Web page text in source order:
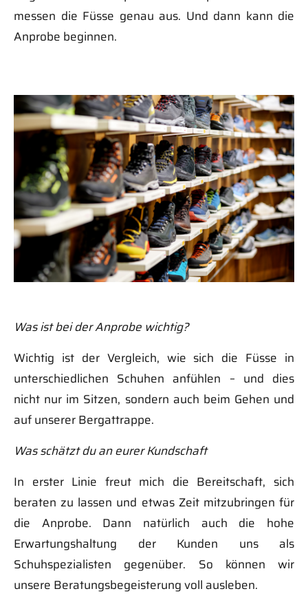
messen die Füsse genau aus. Und dann kann die
Anprobe beginnen.
Was ist bei der Anprobe wichtig?
Wichtig ist der Vergleich, wie sich die Füsse in
unterschiedlichen Schuhen anfühlen – und dies
nicht nur im Sitzen, sondern auch beim Gehen und
auf unserer Bergattrappe.
Was schätzt du an eurer Kundschaft
In erster Linie freut mich die Bereitschaft, sich
beraten zu lassen und etwas Zeit mitzubringen für
die Anprobe. Dann natürlich auch die hohe
Erwartungshaltung der Kunden uns als
Schuhspezialisten gegenüber. So können wir
unsere Beratungsbegeisterung voll ausleben.